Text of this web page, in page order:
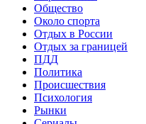
Общество
Около спорта
Отдых в России
Отдых за границей
ПДД
Политика
Происшествия
Психология
Рынки